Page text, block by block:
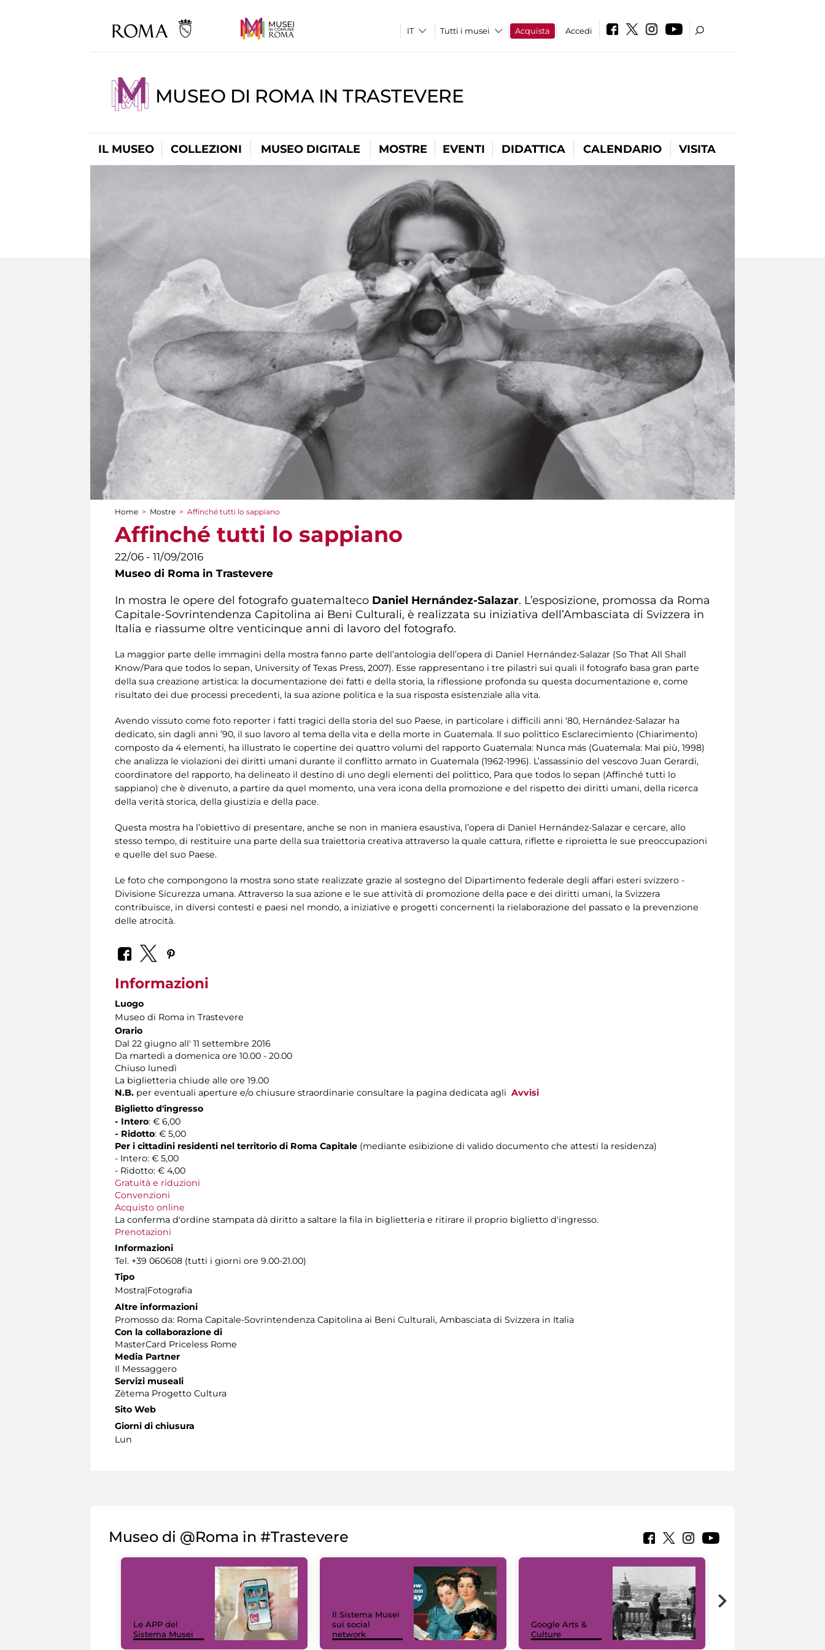
Tutti i musei Acquista Accedi
MUSEO DI ROMA IN TRASTEVERE
IL MUSEO COLLEZIONI MUSEO DIGITALE MOSTRE EVENTI DIDATTICA CALENDARIO VISITA
Tu sei qui
Home > Mostre > Affinché tutti lo sappiano
Affinché tutti lo sappiano
22/06 - 11/09/2016
Museo di Roma in Trastevere
In mostra le opere del fotografo guatemalteco Daniel Hernández-Salazar. L’esposizione, promossa da Roma
Capitale-Sovrintendenza Capitolina ai Beni Culturali, è realizzata su iniziativa dell’Ambasciata di Svizzera in
Italia e riassume oltre venticinque anni di lavoro del fotografo.
La maggior parte delle immagini della mostra fanno parte dell’antologia dell’opera di Daniel Hernández-Salazar (So That All Shall
Know/Para que todos lo sepan, University of Texas Press, 2007). Esse rappresentano i tre pilastri sui quali il fotografo basa gran parte
della sua creazione artistica: la documentazione dei fatti e della storia, la riflessione profonda su questa documentazione e, come
risultato dei due processi precedenti, la sua azione politica e la sua risposta esistenziale alla vita.
Avendo vissuto come foto reporter i fatti tragici della storia del suo Paese, in particolare i difficili anni ‘80, Hernández-Salazar ha
dedicato, sin dagli anni ’90, il suo lavoro al tema della vita e della morte in Guatemala. Il suo polittico Esclarecimiento (Chiarimento)
composto da 4 elementi, ha illustrato le copertine dei quattro volumi del rapporto Guatemala: Nunca más (Guatemala: Mai più, 1998)
che analizza le violazioni dei diritti umani durante il conflitto armato in Guatemala (1962-1996). L’assassinio del vescovo Juan Gerardi,
coordinatore del rapporto, ha delineato il destino di uno degli elementi del polittico, Para que todos lo sepan (Affinché tutti lo
sappiano) che è divenuto, a partire da quel momento, una vera icona della promozione e del rispetto dei diritti umani, della ricerca
della verità storica, della giustizia e della pace.
Questa mostra ha l’obiettivo di presentare, anche se non in maniera esaustiva, l’opera di Daniel Hernández-Salazar e cercare, allo
stesso tempo, di restituire una parte della sua traiettoria creativa attraverso la quale cattura, riflette e riproietta le sue preoccupazioni
e quelle del suo Paese.
Le foto che compongono la mostra sono state realizzate grazie al sostegno del Dipartimento federale degli affari esteri svizzero -
Divisione Sicurezza umana. Attraverso la sua azione e le sue attività di promozione della pace e dei diritti umani, la Svizzera
contribuisce, in diversi contesti e paesi nel mondo, a iniziative e progetti concernenti la rielaborazione del passato e la prevenzione
delle atrocità.
Informazioni
Luogo
Museo di Roma in Trastevere
Orario
Dal 22 giugno all' 11 settembre 2016
Da martedì a domenica ore 10.00 - 20.00
Chiuso lunedì
La biglietteria chiude alle ore 19.00
N.B. per eventuali aperture e/o chiusure straordinarie consultare la pagina dedicata agli Avvisi
Biglietto d'ingresso
- Intero: € 6,00
- Ridotto: € 5,00
Per i cittadini residenti nel territorio di Roma Capitale (mediante esibizione di valido documento che attesti la residenza)
- Intero: € 5,00
- Ridotto: € 4,00
Gratuità e riduzioni
Convenzioni
Acquisto online
La conferma d'ordine stampata dà diritto a saltare la fila in biglietteria e ritirare il proprio biglietto d'ingresso.
Prenotazioni
Informazioni
Tel. +39 060608 (tutti i giorni ore 9.00-21.00)
Tipo
Mostra|Fotografia
Altre informazioni
Promosso da: Roma Capitale-Sovrintendenza Capitolina ai Beni Culturali, Ambasciata di Svizzera in Italia
Con la collaborazione di
MasterCard Priceless Rome
Media Partner
Il Messaggero
Servizi museali
Zètema Progetto Cultura
Sito Web
Giorni di chiusura
Lun
Museo di @Roma in #Trastevere
Le APP del
Sistema Musei
Il Sistema Musei
sui social
network
Google Arts &
Culture